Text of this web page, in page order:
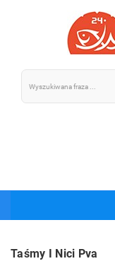
Taśmy I Nici Pva